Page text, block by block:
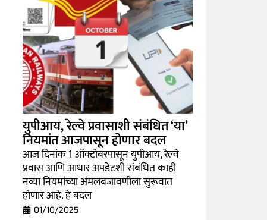
युपीआय, रेल्वे प्रवासाशी संबंधित ‘या’
नियमांत आजपासून होणार बदल
आज दिनांक 1 ऑक्टोबरपासून युपीआय, रेल्वे
प्रवास आणि आधार अपडेटशी संबंधित काही
नव्या नियमांच्या अंमलबजावणीला सुरूवात
होणार आहे. हे बदल
01/10/2025